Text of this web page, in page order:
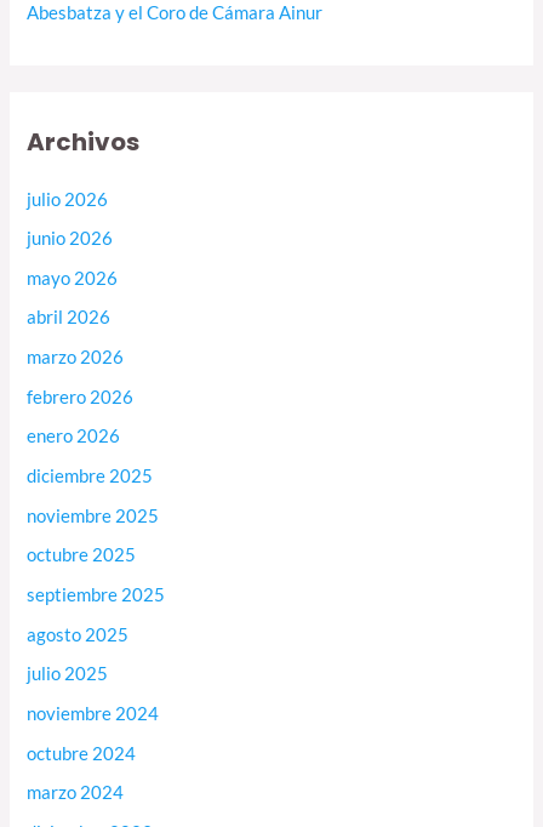
Abesbatza y el Coro de Cámara Ainur
Archivos
julio 2026
junio 2026
mayo 2026
abril 2026
marzo 2026
febrero 2026
enero 2026
diciembre 2025
noviembre 2025
octubre 2025
septiembre 2025
agosto 2025
julio 2025
noviembre 2024
octubre 2024
marzo 2024